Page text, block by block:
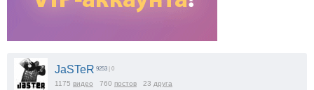
JaSTeR 9253 | 0
1175 видео 760 постов 23 друга